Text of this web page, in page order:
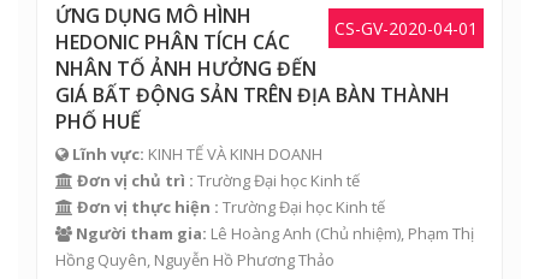
CS-GV-2020-04-01
ỨNG DỤNG MÔ HÌNH
HEDONIC PHÂN TÍCH CÁC
NHÂN TỐ ẢNH HƯỞNG ĐẾN
GIÁ BẤT ĐỘNG SẢN TRÊN ĐỊA BÀN THÀNH
PHỐ HUẾ
Lĩnh vực: KINH TẾ VÀ KINH DOANH
Đơn vị chủ trì : Trường Đại học Kinh tế
Đơn vị thực hiện : Trường Đại học Kinh tế
Người tham gia: Lê Hoàng Anh (Chủ nhiệm), Phạm Thị
Hồng Quyên Nguyễn Hồ Phương Thảo